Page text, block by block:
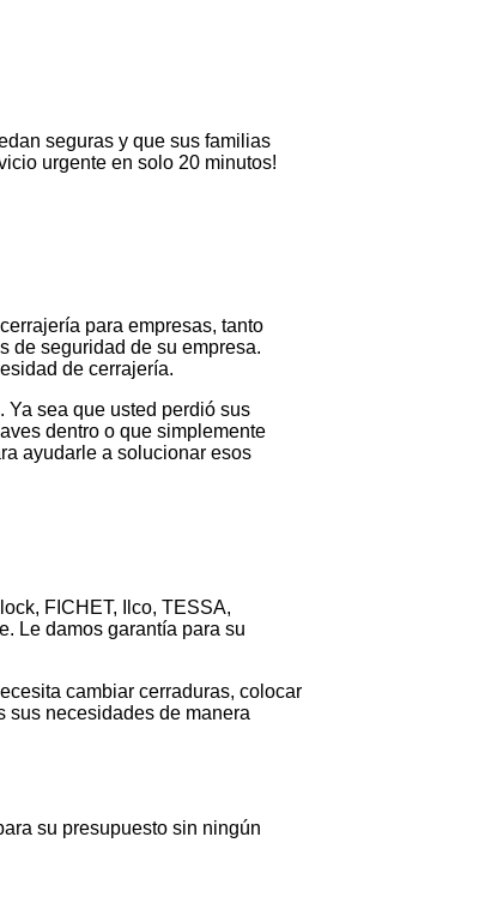
seguras y que sus familias
urgente en solo 20 minutos!
para empresas, tanto
de seguridad de su empresa.
de cerrajería.
sea que usted perdió sus
dentro o que simplemente
ayudarle a solucionar esos
FICHET, Ilco, TESSA,
Le damos garantía para su
cambiar cerraduras, colocar
sus necesidades de manera
su presupuesto sin ningún